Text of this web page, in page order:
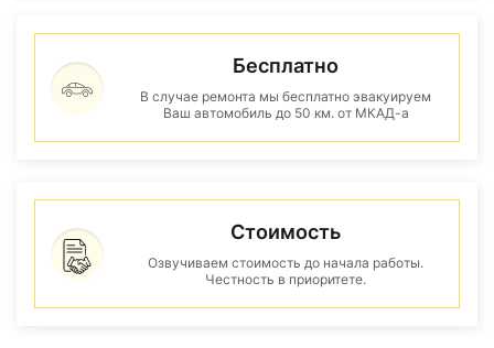
Бесплатно
В случае ремонта мы бесплатно эвакуируем
Ваш автомобиль до 50 км. от МКАД-а
Стоимость
Озвучиваем стоимость до начала работы.
Честность в приоритете.